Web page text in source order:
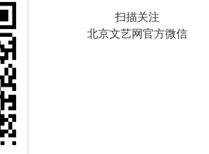
扫描关注
北京文艺网官方微信